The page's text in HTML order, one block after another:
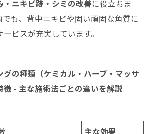
・ニキビ跡・シミの改善に役立ちま
でも、背中ニキビや固い頑固な角質に
ビスが充実しています。
の種類（ケミカル・ハーブ・マッサ
徴 - 主な施術法ごとの違いを解説
主な効果